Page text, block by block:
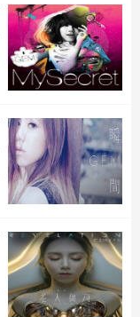
با
دوستان
خود
به
اشتراک
بگذارید.
کپی